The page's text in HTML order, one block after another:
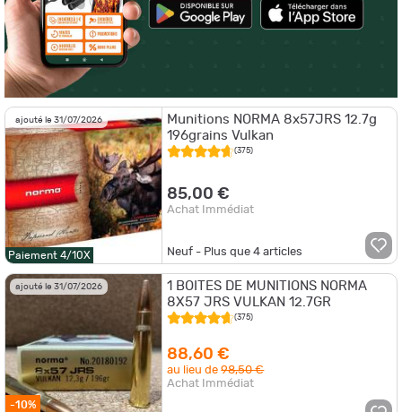
ajouté le 31/07/2026
Paiement 4/10X
Munitions NORMA 8x57JRS 12.7g
196grains Vulkan
(375)
85,00 €
Achat Immédiat
Neuf - Plus que4 articles
ajouté le 31/07/2026
-10%
1 BOITES DE MUNITIONS NORMA
8X57 JRS VULKAN 12.7GR
(375)
88,60 €
au lieu de98,50 €
Achat Immédiat